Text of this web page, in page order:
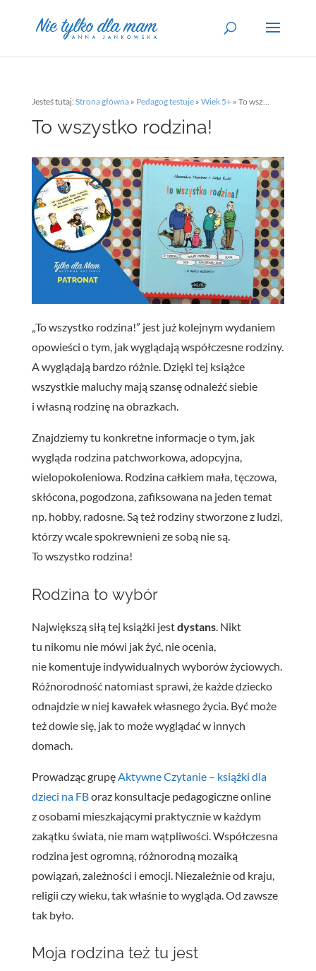
Jesteś tutaj: Strona główna» Pedagog testuje» Wiek 5+» To wszystko rodzina!
To wszystko rodzina!
„To wszystko rodzina!” jest już kolejnym wydaniem
opowieści o tym, jak wyglądają współczesne rodziny.
A wyglądają bardzo różnie. Dzięki tej książce
wszystkie maluchy mają szansę odnaleźć siebie
i własną rodzinę na obrazkach.
Znajdziemy tu konkretne informacje o tym, jak
wygląda rodzina patchworkowa, adopcyjna,
wielopokoleniowa. Rodzina całkiem mała, tęczowa,
skłócona, pogodzona, zafiksowana na jeden temat
np. hobby, radosne. Są też rodziny stworzone z ludzi,
którzy wcale spokrewnieni ze sobą nie są.
To wszystko rodzina!
Rodzina to wybór
Największą siłą tej książki jestdystans. Nikt
tu nikomu nie mówi jak żyć, nie ocenia,
nie komentuje indywidualnych wyborów życiowych.
Różnorodność natomiast sprawi, że każde dziecko
odnajdzie w niej kawałek własnego życia. Być może
też dowie się, jak to może wyglądać w innych
domach.
Prowadząc grupę Aktywne Czytanie – książki dla
dzieci na FBoraz konsultacje pedagogiczne online
z osobami mieszkającymi praktycznie w każdym
zakątku świata, nie mam wątpliwości. Współczesna
rodzina jest ogromną, różnorodną mozaiką
powiązań, zależności i emocji. Niezależnie od kraju,
religii czy wieku, tak właśnie to wygląda. Od zawsze
tak było.
Moja rodzina też tu jest